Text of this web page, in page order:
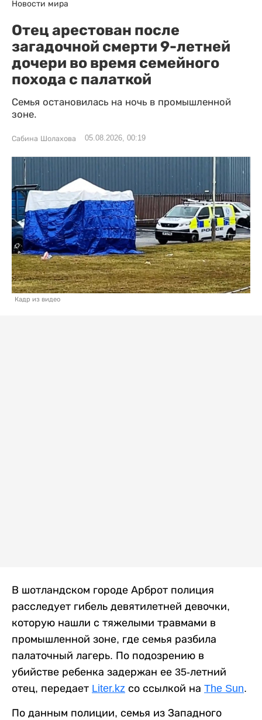
Новости мира
Отец арестован после
загадочной смерти 9-летней
дочери во время семейного
похода с палаткой
Семья остановилась на ночь в промышленной
зоне.
Сабина Шолахова 05.08.2026, 00:19
Кадр из видео
В шотландском городе Арброт полиция
расследует гибель девятилетней девочки,
которую нашли с тяжелыми травмами в
промышленной зоне, где семья разбила
палаточный лагерь. По подозрению в
убийстве ребенка задержан ее 35-летний
отец, передает Liter.kz со ссылкой на The Sun.
По данным полиции, семья из Западного